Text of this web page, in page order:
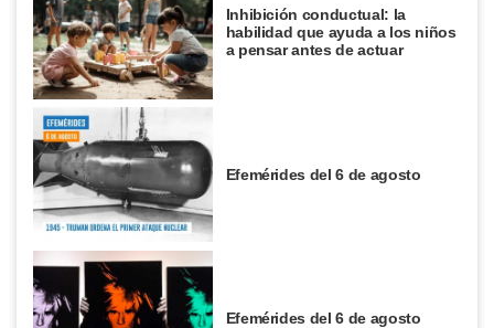
Inhibición conductual: la
habilidad que ayuda a los niños
a pensar antes de actuar
Efemérides del 6 de agosto
Efemérides del 6 de agosto